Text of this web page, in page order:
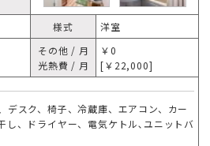
様式
洋室
その他 / 月
光熱費 / 月
￥0
[￥22,000]
デスク、椅子、冷蔵庫、エアコン、カー
し、ドライヤー、電気ケトル､ユニットバ